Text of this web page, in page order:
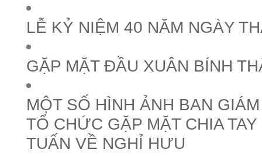
LỄ KỶ NIỆM 40 NĂM NGÀY
GẶP MẶT ĐẦU XUÂN BÍNH
MỘT SỐ HÌNH ẢNH BAN
TỔ CHỨC GẶP MẶT CHIA
TUẤN VỀ NGHỈ HƯU